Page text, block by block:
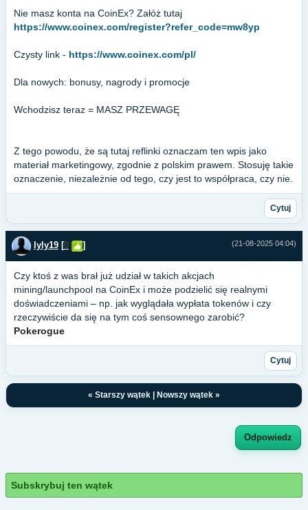
Nie masz konta na CoinEx? Załóż tutaj
https://www.coinex.com/register?refer_code=mw8yp
Czysty link - https://www.coinex.com/pl/
Dla nowych: bonusy, nagrody i promocje
Wchodzisz teraz = MASZ PRZEWAGĘ
Z tego powodu, że są tutaj reflinki oznaczam ten wpis jako
materiał marketingowy, zgodnie z polskim prawem. Stosuję takie
oznaczenie, niezależnie od tego, czy jest to współpraca, czy nie.
Cytuj
(21-08-2025 04:04)
lyly19 [0 ]
Czy ktoś z was brał już udział w takich akcjach
mining/launchpool na CoinEx i może podzielić się realnymi
doświadczeniami – np. jak wyglądała wypłata tokenów i czy
rzeczywiście da się na tym coś sensownego zarobić?
Pokerogue
Cytuj
« Starszy wątek Nowszy wątek »
Odpowiedz
Subskrybuj ten wątek